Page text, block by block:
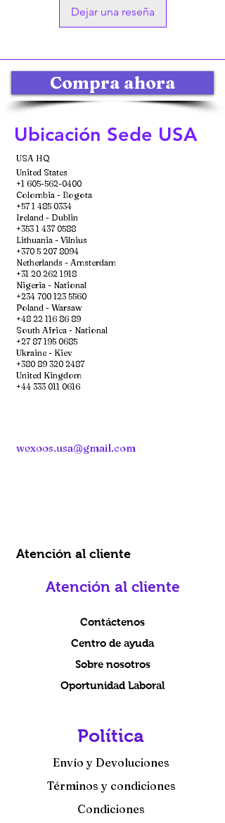
Dejar una reseña
Compra ahora
Ubicación Sede USA
USA HQ
United States
+1 605-562-0400
Colombia - Bogota
+57 1 485 0334
Ireland - Dublin
+353 1 437 0588
Lithuania - Vilnius
+370 5 207 8094
Netherlands - Amsterdam
+31 20 262 1918
Nigeria - National
+234 700 123 5560
Poland - Warsaw
+48 22 116 86 89
South Africa - National
+27 87 195 0685
Ukraine - Kiev
+380 89 320 2487
United Kingdom
+44 333 011 0616
wexoos.usa@gmail.com
Atención al cliente
Atención al cliente
Contáctenos
Centro de ayuda
Sobre nosotros
Oportunidad Laboral
Política
Envío y Devoluciones
Términos y condiciones
Condiciones